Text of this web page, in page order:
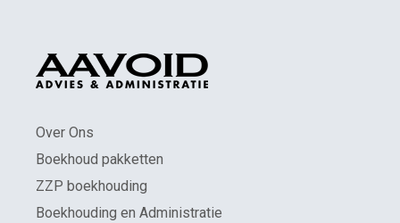
Over Ons
Boekhoud pakketten
ZZP boekhouding
Boekhouding en Administratie